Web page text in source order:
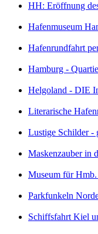
HH: Eröffnung
Hafenmuseum
Hafenrundfahrt
Hamburg -
Helgoland - DIE
Literarische
Lustige Schilder -
Maskenzauber in
Museum für
Parkfunkeln
Schiffsfahrt Kiel